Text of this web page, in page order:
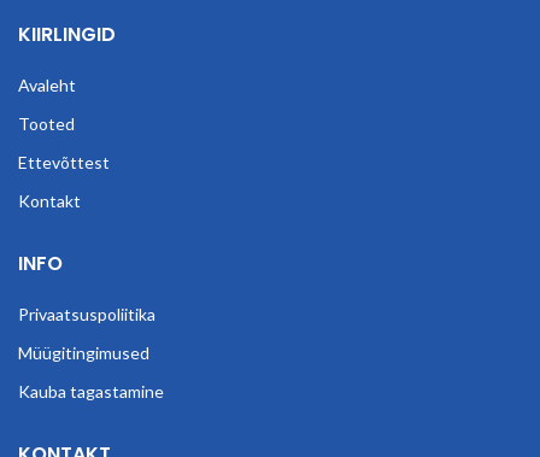
KIIRLINGID
Avaleht
Tooted
Ettevõttest
Kontakt
INFO
Privaatsuspoliitika
Müügitingimused
Kauba tagastamine